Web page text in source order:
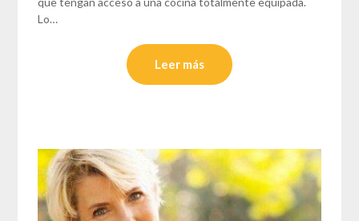
Lo…
Leer más